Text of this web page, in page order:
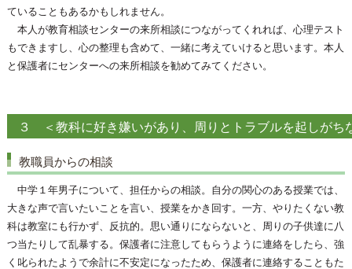
ていることもあるかもしれません。
本人が教育相談センターの来所相談につながってくれれば、心理テスト
もできますし、心の整理も含めて、一緒に考えていけると思います。本人
と保護者にセンターへの来所相談を勧めてみてください。
３ ＜教科に好き嫌いがあり、周りとトラブルを起しがち
教職員からの相談
中学１年男子について、担任からの相談。自分の関心のある授業では、
大きな声で言いたいことを言い、授業をかき回す。一方、やりたくない教
科は教室にも行かず、反抗的。思い通りにならないと、周りの子供達に八
つ当たりして乱暴する。保護者に注意してもらうように連絡をしたら、強
く叱られたようで余計に不安定になったため、保護者に連絡することもた